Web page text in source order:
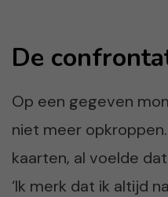
De
Op een gegeven
niet meer
kaarten, al voelde
‘Ik merk dat ik altijd